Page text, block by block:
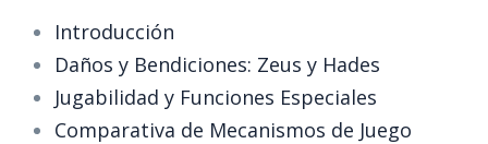
Introducción
Daños y Bendiciones: Zeus y Hades
Jugabilidad y Funciones Especiales
Comparativa de Mecanismos de Juego